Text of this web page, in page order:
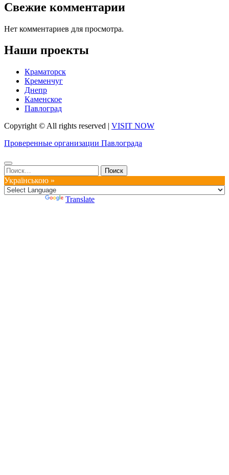
Свежие комментарии
Нет комментариев для просмотра.
Наши проекты
Краматорск
Кременчуг
Днепр
Каменское
Павлоград
Copyright © All rights reserved | VISIT NOW
Проверенные организации Павлограда
Найти:
Українською »
Translate